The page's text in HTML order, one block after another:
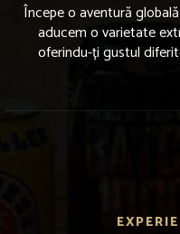
Începe o aventură
aducem o varietate
oferindu-ți gustul